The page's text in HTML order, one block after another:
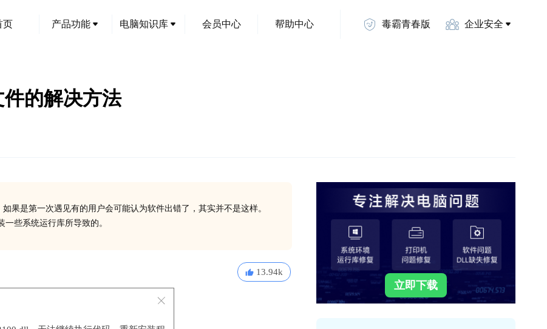
页 产品功能 电脑知识库 会员中心 帮助中心 毒霸青春版 企业安全
的解决方法
果是第一次遇见有的用户会可能认为软件出错了，其实并不是这样。
些系统运行库所导致的。
13.94k
立即下载